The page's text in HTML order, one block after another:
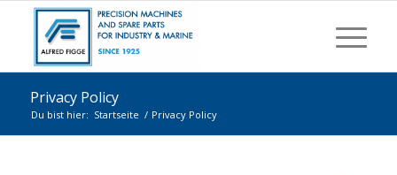
Privacy Policy
Du bist hier: Startseite / Privacy Policy